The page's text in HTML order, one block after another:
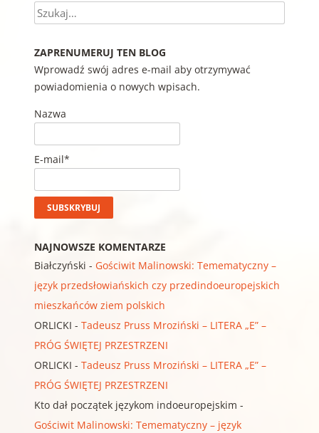
Szukaj
ZAPRENUMERUJ TEN BLOG
Wprowadź swój adres e-mail aby otrzymywać
powiadomienia o nowych wpisach.
Nazwa
E-mail*
NAJNOWSZE KOMENTARZE
Białczyński - Gościwit Malinowski: Temematyczny –
język przedsłowiańskich czy przedindoeuropejskich
mieszkańców ziem polskich
ORLICKI - Tadeusz Pruss Mroziński – LITERA „E” –
PRÓG ŚWIĘTEJ PRZESTRZENI
ORLICKI - Tadeusz Pruss Mroziński – LITERA „E” –
PRÓG ŚWIĘTEJ PRZESTRZENI
Kto dał początek językom indoeuropejskim -
Gościwit Malinowski: Temematyczny – język